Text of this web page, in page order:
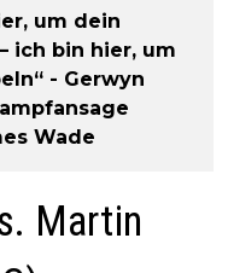
um dein
ich bin hier, um
- Gerwyn
Wade
Martin